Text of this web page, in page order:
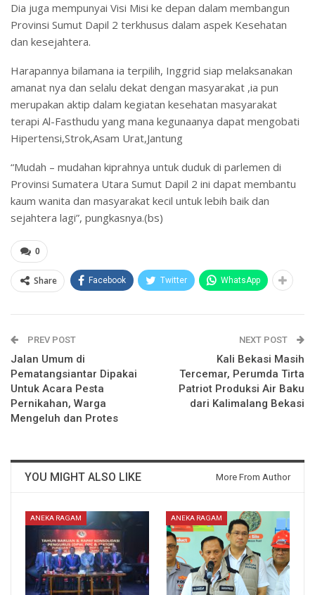
Dia juga mempunyai Visi Misi ke depan dalam membangun
Provinsi Sumut Dapil 2 terkhusus dalam aspek Kesehatan
dan kesejahtera.
Harapannya bilamana ia terpilih, Inggrid siap melaksanakan
amanat nya dan selalu dekat dengan masyarakat ,ia pun
merupakan aktip dalam kegiatan kesehatan masyarakat
terapi Al-Fasthudu yang mana kegunaanya dapat mengobati
Hipertensi,Strok,Asam Urat,Jantung
“Mudah – mudahan kiprahnya untuk duduk di parlemen di
Provinsi Sumatera Utara Sumut Dapil 2 ini dapat membantu
kaum wanita dan masyarakat kecil untuk lebih baik dan
sejahtera lagi”, pungkasnya.(bs)
0
Share Facebook Twitter WhatsApp
PREV POST
Jalan Umum di
Pematangsiantar Dipakai
Untuk Acara Pesta
Pernikahan, Warga
Mengeluh dan Protes
NEXT POST
Kali Bekasi Masih
Tercemar, Perumda Tirta
Patriot Produksi Air Baku
dari Kalimalang Bekasi
YOU MIGHT ALSO LIKE More From Author
ANEKA RAGAM ANEKA RAGAM